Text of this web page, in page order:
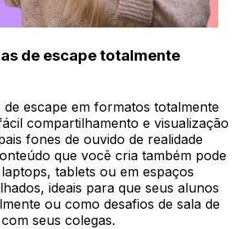
de escape totalmente
de escape em formatos totalmente
compartilhamento e visualização
fones de ouvido de realidade
que você cria também pode
tablets ou em espaços
ideais para que seus alunos
ou como desafios de sala de
seus colegas.